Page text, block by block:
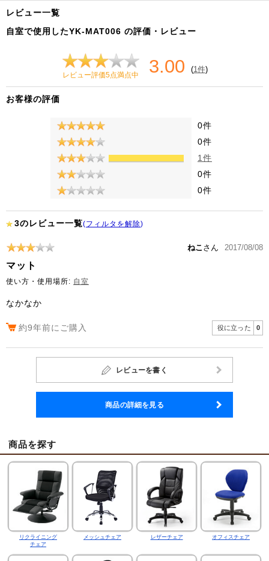
レビュー一覧
自室で使用したYK-MAT006 の評価・レビュー
レビュー評価5点満点中 3.00 (1件)
お客様の評価
0件
0件
1件
0件
0件
3のレビュー一覧(フィルタを解除)
ねこ さん 2017/08/08
マット
使い方・使用場所: 自室
なかなか
約9年前にご購入 役に立った 0
レビューを書く
商品の詳細を見る
商品を探す
リクライニング
チェア
メッシュチェア レザーチェア オフィスチェア